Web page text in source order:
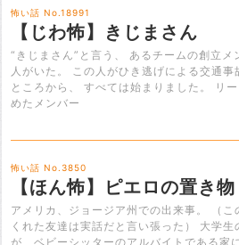
怖い話 No.18991
【じわ怖】きじまさん
“きじまさん”と言う、 あるチームの創立メ
人がいた。 この人がひき逃げによる交通事
ところから、 すべては始まりました。 リ
めたメンバー
怖い話 No.3850
【ほん怖】ピエロの置き物
アメリカ、ジョージア州での出来事。 （こ
くれた友達は実話だと言い張った） 大学生
が、ベビーシッターのアルバイトである家